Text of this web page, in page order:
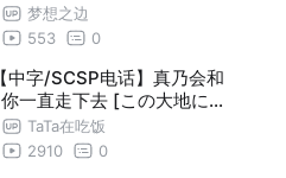
梦想之边
553
0
【中字/SCSP电话】真乃会和
你一直走下去 [この大地に息
吹くこころ]
TaTa在吃饭
2910
0